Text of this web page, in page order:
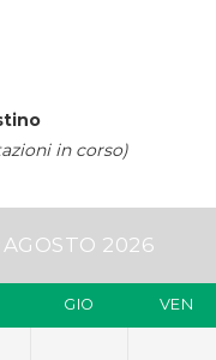
in corso)
AGOSTO 2026
GIO VEN